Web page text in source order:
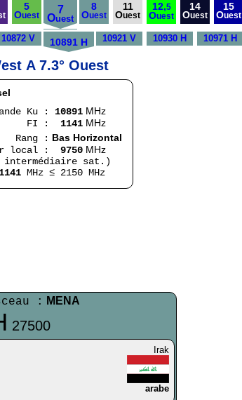
5
Ouest 7
Ouest
8
Ouest
11
Ouest
12,5
Ouest
14
Ouest
15
Ouest
10872 V 10891 H 10921 V 10930 H 10971 H
A 7.3° Ouest
Ku : 10891 MHz
:
1141 MHz
: Bas Horizontal
local :
9750 MHz
intermédiaire sat.)
1141 MHz ≤ 2150 MHz
: MENA
27500
Irak
arabe